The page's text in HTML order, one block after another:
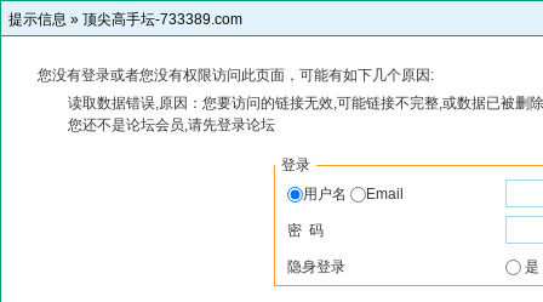
提示信息 » 顶尖高手坛-733389.com
您没有登录或者您没有权限访问此页面，可能有如下几个原因:
读取数据错误,原因：您要访问的链接无效,可能链接不完整,或数据已被删
您还不是论坛会员,请先登录论坛
登录
用户名
Email
密 码
隐身登录